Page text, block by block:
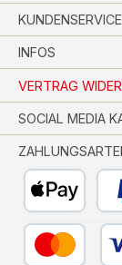
KUNDENSERVICE
INFOS
VERTRAG
SOCIAL MEDIA